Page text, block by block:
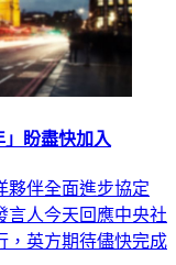
盼盡快加入
夥伴全面進步協定
言人今天回應中央社
，英方期待儘快完成